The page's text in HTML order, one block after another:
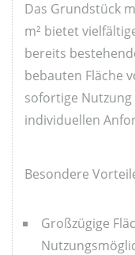
Das Grundstück
m² bietet
bereits
bebauten Fläche
sofortige
individuellen
Besondere
Großzügige